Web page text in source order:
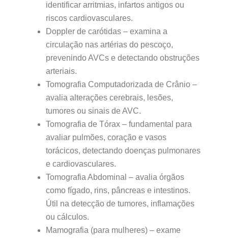
identificar arritmias, infartos antigos ou
riscos cardiovasculares.
Doppler de carótidas – examina a
circulação nas artérias do pescoço,
prevenindo AVCs e detectando obstruções
arteriais.
Tomografia Computadorizada de Crânio –
avalia alterações cerebrais, lesões,
tumores ou sinais de AVC.
Tomografia de Tórax – fundamental para
avaliar pulmões, coração e vasos
torácicos, detectando doenças pulmonares
e cardiovasculares.
Tomografia Abdominal – avalia órgãos
como fígado, rins, pâncreas e intestinos.
Útil na detecção de tumores, inflamações
ou cálculos.
Mamografia (para mulheres) – exame